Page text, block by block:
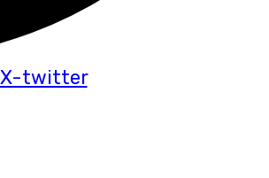
X-twitter